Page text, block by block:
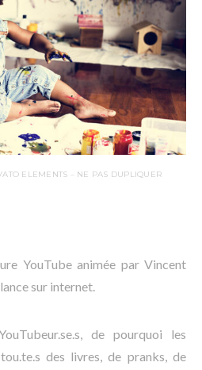
ELEMENTS – NE PAS DUPLIQUER
YouTube animée par Vincent
sur internet.
de pourquoi les
des livres, de pranks, de